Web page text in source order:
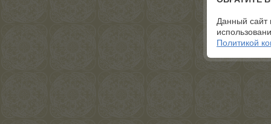
Данный сайт
Политикой